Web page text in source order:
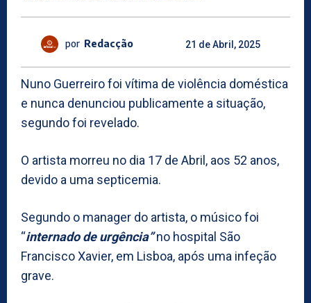
por Redacção 21 de Abril, 2025
Nuno Guerreiro foi vítima de violência doméstica
e nunca denunciou publicamente a situação,
segundo foi revelado.
O artista morreu no dia 17 de Abril, aos 52 anos,
devido a uma septicemia.
Segundo o manager do artista, o músico foi
“internado de urgência”no hospital São
Francisco Xavier, em Lisboa, após uma infeção
grave.